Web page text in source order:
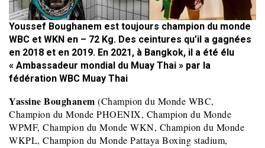
Youssef Boughanem est toujours champion du monde
WBC et WKN en – 72 Kg. Des ceintures qu’il a gagnées
en 2018 et en 2019. En 2021, à Bangkok, il a été élu
« Ambassadeur mondial du Muay Thai » par la
fédération WBC Muay Thai
Yassine Boughanem (Champion du Monde WBC,
Champion du Monde PHOENIX, Champion du Monde
WPMF, Champion du Monde WKN, Champion du Monde
WKPL, Champion du Monde Pattaya Boxing stadium,